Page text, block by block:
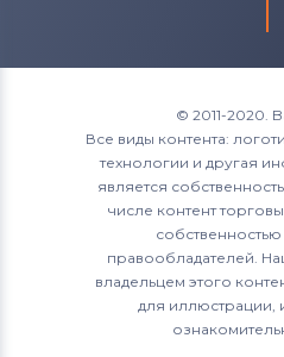
© 2011-2020.
Все виды контента:
технологии и другая
является
числе контент
правообладателей.
владельцем этого
для иллюстрации,